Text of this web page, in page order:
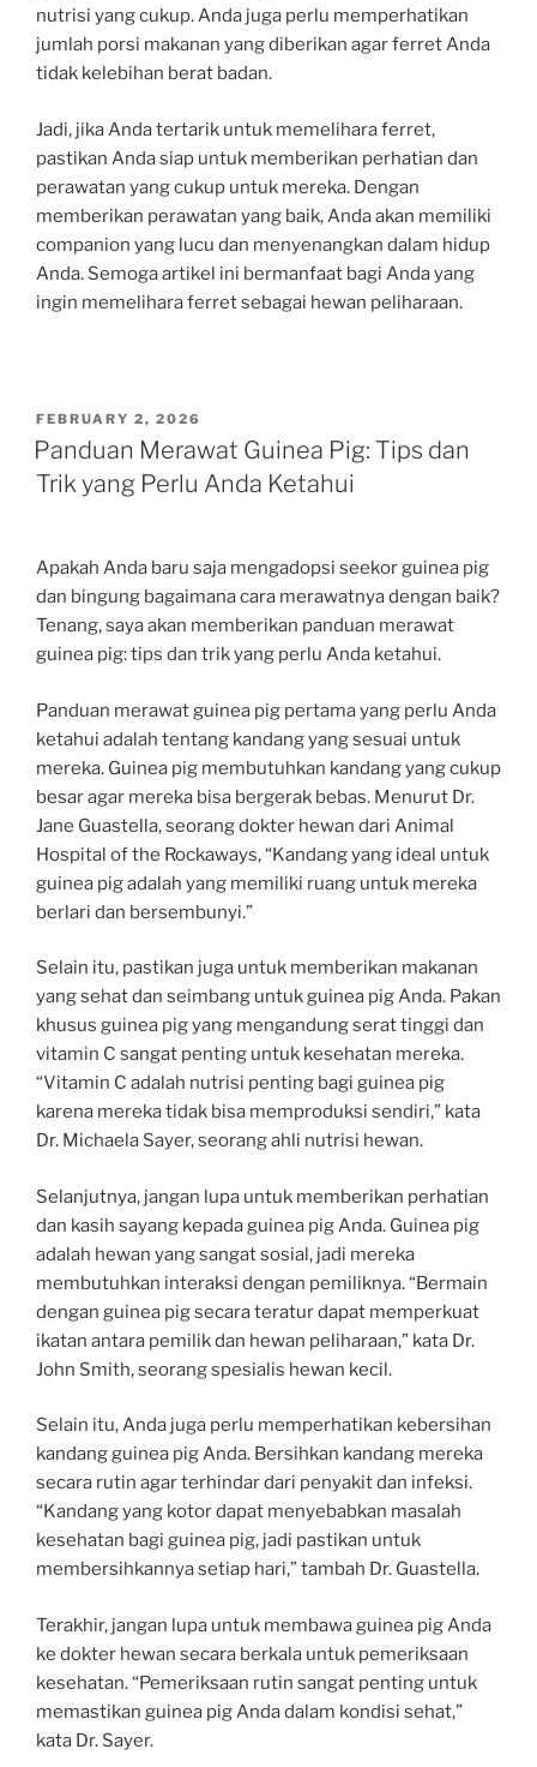
nutrisi yang cukup. Anda juga perlu memperhatikan
jumlah porsi makanan yang diberikan agar ferret Anda
tidak kelebihan berat badan.
Jadi, jika Anda tertarik untuk memelihara ferret,
pastikan Anda siap untuk memberikan perhatian dan
perawatan yang cukup untuk mereka. Dengan
memberikan perawatan yang baik, Anda akan memiliki
companion yang lucu dan menyenangkan dalam hidup
Anda. Semoga artikel ini bermanfaat bagi Anda yang
ingin memelihara ferret sebagai hewan peliharaan.
POSTED
ON
FEBRUARY 2, 2026
Panduan Merawat Guinea Pig: Tips dan
Trik yang Perlu Anda Ketahui
Apakah Anda baru saja mengadopsi seekor guinea pig
dan bingung bagaimana cara merawatnya dengan baik?
Tenang, saya akan memberikan panduan merawat
guinea pig: tips dan trik yang perlu Anda ketahui.
Panduan merawat guinea pig pertama yang perlu Anda
ketahui adalah tentang kandang yang sesuai untuk
mereka. Guinea pig membutuhkan kandang yang cukup
besar agar mereka bisa bergerak bebas. Menurut Dr.
Jane Guastella, seorang dokter hewan dari Animal
Hospital of the Rockaways, “Kandang yang ideal untuk
guinea pig adalah yang memiliki ruang untuk mereka
berlari dan bersembunyi.”
Selain itu, pastikan juga untuk memberikan makanan
yang sehat dan seimbang untuk guinea pig Anda. Pakan
khusus guinea pig yang mengandung serat tinggi dan
vitamin C sangat penting untuk kesehatan mereka.
“Vitamin C adalah nutrisi penting bagi guinea pig
karena mereka tidak bisa memproduksi sendiri,” kata
Dr. Michaela Sayer, seorang ahli nutrisi hewan.
Selanjutnya, jangan lupa untuk memberikan perhatian
dan kasih sayang kepada guinea pig Anda. Guinea pig
adalah hewan yang sangat sosial, jadi mereka
membutuhkan interaksi dengan pemiliknya. “Bermain
dengan guinea pig secara teratur dapat memperkuat
ikatan antara pemilik dan hewan peliharaan,” kata Dr.
John Smith, seorang spesialis hewan kecil.
Selain itu, Anda juga perlu memperhatikan kebersihan
kandang guinea pig Anda. Bersihkan kandang mereka
secara rutin agar terhindar dari penyakit dan infeksi.
“Kandang yang kotor dapat menyebabkan masalah
kesehatan bagi guinea pig, jadi pastikan untuk
membersihkannya setiap hari,” tambah Dr. Guastella.
Terakhir, jangan lupa untuk membawa guinea pig Anda
ke dokter hewan secara berkala untuk pemeriksaan
kesehatan. “Pemeriksaan rutin sangat penting untuk
memastikan guinea pig Anda dalam kondisi sehat,”
kata Dr. Sayer.